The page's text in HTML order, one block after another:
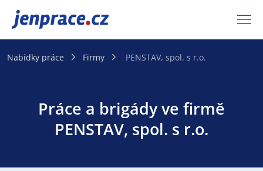
JenPráce.cz
Nabídky práce Firmy PENSTAV, spol. s r.o.
Práce a brigády ve firmě
PENSTAV, spol. s r.o.